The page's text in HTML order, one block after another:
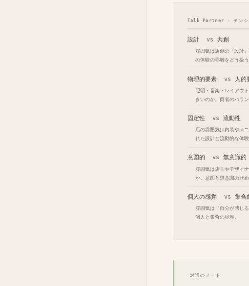
Talk Partner · テンシ
設計 vs 共創
雰囲気は店側の『設計
の体験の乖離をどう扱う
物理的要素 vs 人的
照明・音楽・レイアウ
きいのか。両者のバラン
固定性 vs 流動性
店の雰囲気は内装やメ
れた設計と流動的な体験
意図的 vs 無意識的
雰囲気は店主やデザイ
か。意図と無意識のせめ
個人の感覚 vs 集合
雰囲気は『自分が感じ
個人と集合の境界。
対話のノート